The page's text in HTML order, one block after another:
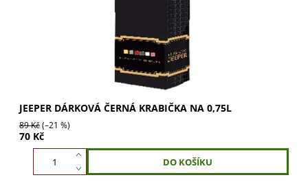
JEEPER DÁRKOVÁ ČERNÁ KRABIČKA NA 0,75L
89 Kč(–21 %)
70 Kč